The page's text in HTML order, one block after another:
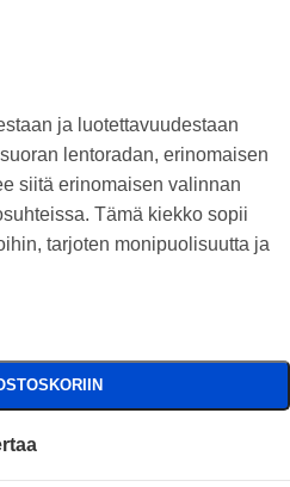
ja luotettavuudestaan
lentoradan, erinomaisen
siitä erinomaisen valinnan
Tämä kiekko sopii
tarjoten monipuolisuutta ja